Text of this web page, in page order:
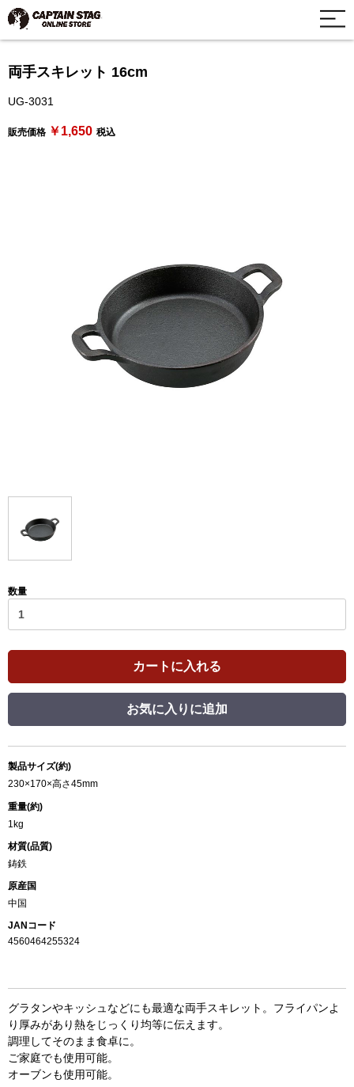
両手スキレット 16cm
UG-3031
販売価格 ￥1,650 税込
数量
カートに入れる
お気に入りに追加
製品サイズ(約)
230×170×高さ45mm
重量(約)
1kg
材質(品質)
鋳鉄
原産国
中国
JANコード
4560464255324
グラタンやキッシュなどにも最適な両手スキレット。フライパンよ
り厚みがあり熱をじっくり均等に伝えます。
調理してそのまま食卓に。
ご家庭でも使用可能。
オーブンも使用可能。